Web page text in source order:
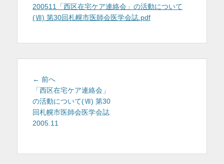
日
者
200511「西区在宅ケア連絡会」の活動について
(Ⅶ) 第30回札幌市医師会医学会誌.pdf
投
稿
ナ
ビ
ゲ
シ
← 前へ
の
投
稿:
「西区在宅ケア連絡会」
の活動について(Ⅶ) 第30
回札幌市医師会医学会誌
2005.11